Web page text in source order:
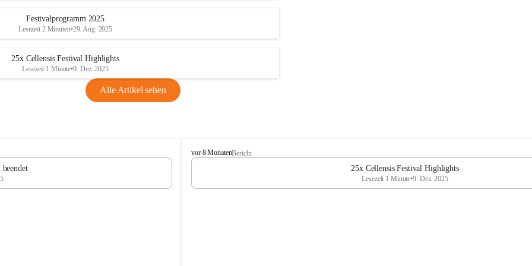
Festivalprogramm 2025
Lesezeit 2 Minuten•29. Aug. 2025
25x Cellensis Festival Highlights
Lesezeit 1 Minute•9. Dez. 2025
Alle Artikel sehen
C
e
l
vor 8 MonatenBericht
25x Cellensis Festival Highlights
Lesezeit 1 Minute•9. Dez. 2025